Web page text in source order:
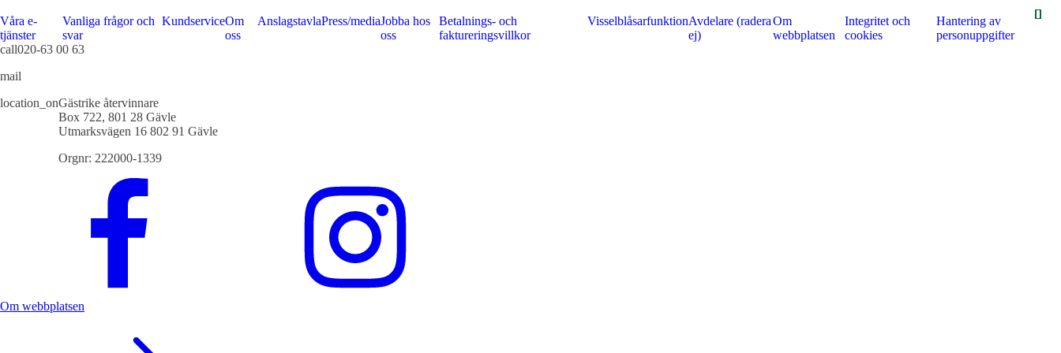
Våra e-
tjänster
Vanliga frågor och
svar
KundserviceOm
oss
AnslagstavlaPress/mediaJobba hos
oss
Betalnings- och
faktureringsvillkor
VisselblåsarfunktionAvdelare (radera
ej)
Om
webbplatsen
Integritet och
cookies
Hantering av
personuppgifter
call020-63 00 63
mail
location_onGästrike återvinnare
Box 722, 801 28 Gävle
Utmarksvägen 16 802 91 Gävle
Orgnr: 222000-1339
Om webbplatsen